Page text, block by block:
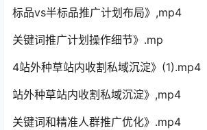
标品vs半标品推广计划布局》,mp4
关键词推广计划操作细节》.mp
4站外种草站内收割私域沉淀》(1).mp4
站外种草站内收割私域沉淀》,mp4
关键词和精准人群推广优化》.mp4